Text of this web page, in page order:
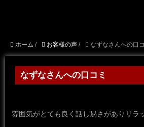
ホーム / お客様の声 / なずなさんへの口
なずなさんへの口コミ
雰囲気がとても良く話し易さがありリラ